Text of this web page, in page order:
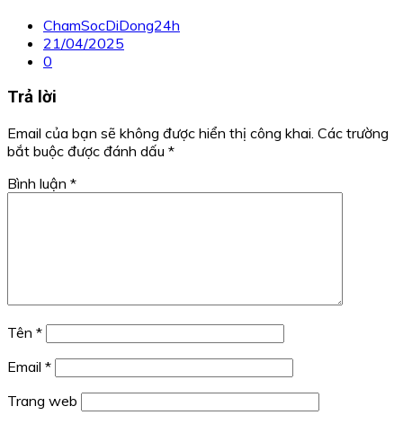
ChamSocDiDong24h
21/04/2025
0
Trả lời
Email của bạn sẽ không được hiển thị công khai. Các trường
bắt buộc được đánh dấu *
Bình luận *
Tên *
Email *
Trang web